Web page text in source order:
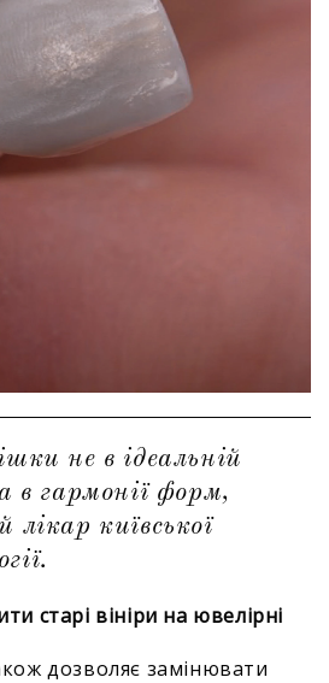
не в ідеальній
в гармонії форм,
лікар київської
старі вініри на ювелірні
дозволяє замінювати